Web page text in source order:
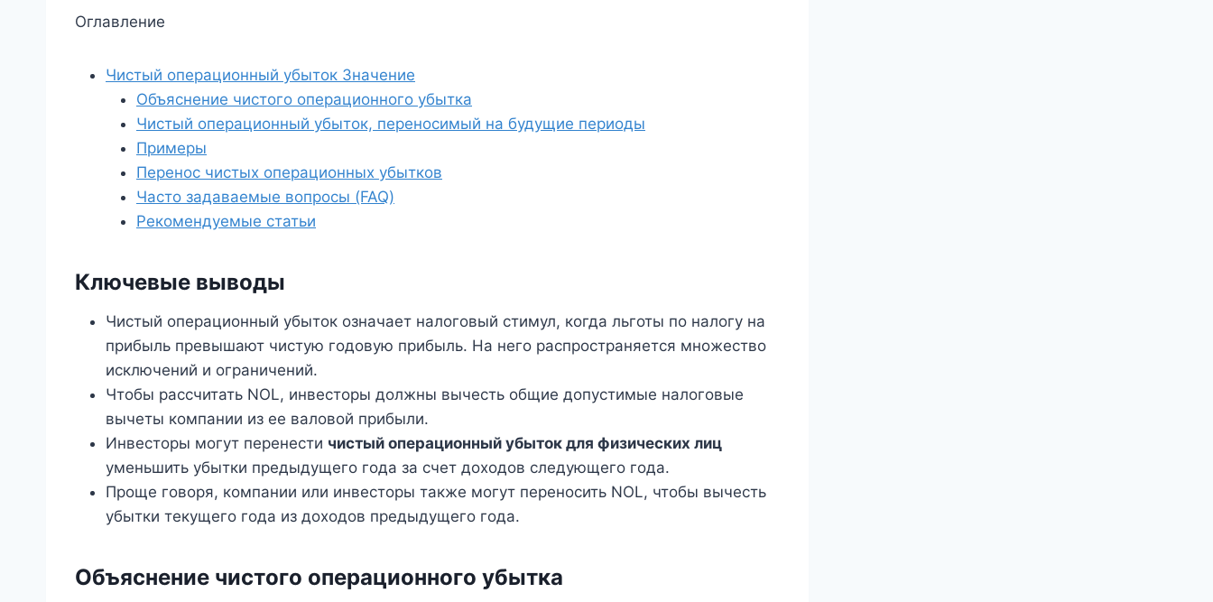
Оглавление
Чистый операционный убыток Значение
Объяснение чистого операционного убытка
Чистый операционный убыток, переносимый на будущие периоды
Примеры
Перенос чистых операционных убытков
Часто задаваемые вопросы (FAQ)
Рекомендуемые статьи
Ключевые выводы
Чистый операционный убыток означает налоговый стимул, когда льготы по налогу на
прибыль превышают чистую годовую прибыль. На него распространяется множество
исключений и ограничений.
Чтобы рассчитать NOL, инвесторы должны вычесть общие допустимые налоговые
вычеты компании из ее валовой прибыли.
Инвесторы могут перенести чистый операционный убыток для физических лиц
уменьшить убытки предыдущего года за счет доходов следующего года.
Проще говоря, компании или инвесторы также могут переносить NOL, чтобы вычесть
убытки текущего года из доходов предыдущего года.
Объяснение чистого операционного убытка